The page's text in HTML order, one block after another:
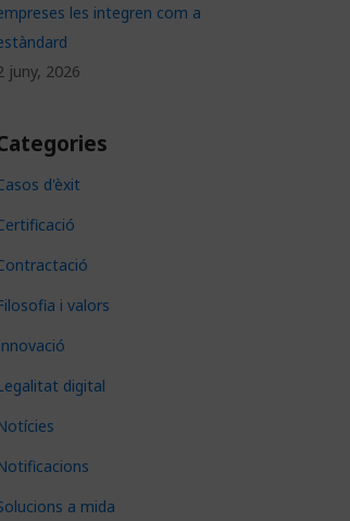
les integren com a
juny, 2026
d'èxit
i valors
digital
a mida